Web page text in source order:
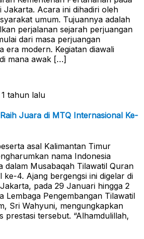
Jakarta. Acara ini dihadiri oleh
umum. Tujuannya adalah
perjalanan sejarah perjuangan
dari masa perjuangan
era modern. Kegiatan diawali
mana awak […]
1 tahun lalu
Juara di MTQ Internasional Ke-
asal Kalimantan Timur
nama Indonesia
dalam Musabaqah Tilawatil Quran
ke-4. Ajang bergengsi ini digelar di
pada 29 Januari hingga 2
Lembaga Pengembangan Tilawatil
Sri Wahyuni, mengungkapkan
prestasi tersebut. “Alhamdulillah,